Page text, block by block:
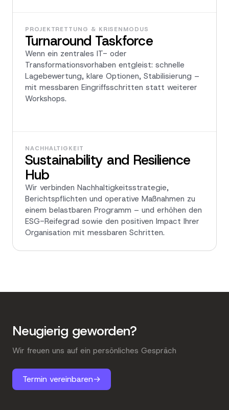
PROJEKTRETTUNG & KRISENMODUS
Turnaround Taskforce
Wenn ein zentrales IT- oder
Transformationsvorhaben entgleist: schnelle
Lagebewertung, klare Optionen, Stabilisierung –
mit messbaren Eingriffsschritten statt weiterer
Workshops.
NACHHALTIGKEIT
Sustainability and Resilience
Hub
Wir verbinden Nachhaltigkeitsstrategie,
Berichtspflichten und operative Maßnahmen zu
einem belastbaren Programm – und erhöhen den
ESG-Reifegrad sowie den positiven Impact Ihrer
Organisation mit messbaren Schritten.
Neugierig geworden?
Wir freuen uns auf ein persönliches Gespräch
Termin vereinbaren→